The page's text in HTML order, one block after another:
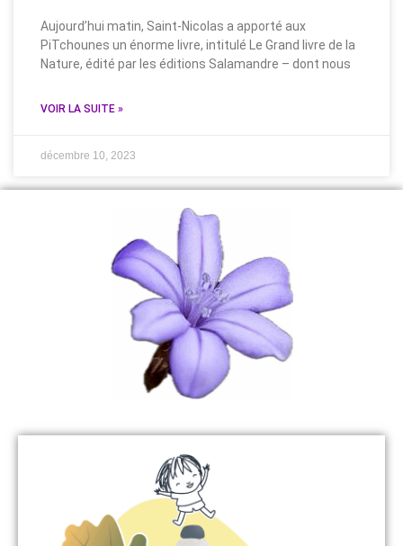
Aujourd’hui matin, Saint-Nicolas a apporté aux
PiTchounes un énorme livre, intitulé Le Grand livre de la
Nature, édité par les éditions Salamandre – dont nous
VOIR LA SUITE »
décembre 10, 2023